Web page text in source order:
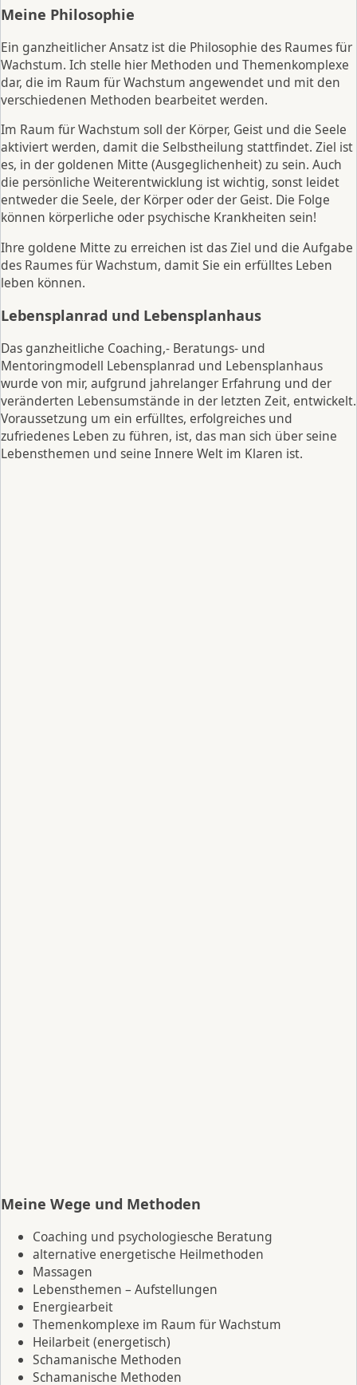
Meine Philosophie
Ein ganzheitlicher Ansatz ist die Philosophie des Raumes für
Wachstum. Ich stelle hier Methoden und Themenkomplexe
dar, die im Raum für Wachstum angewendet und mit den
verschiedenen Methoden bearbeitet werden.
Im Raum für Wachstum soll der Körper, Geist und die Seele
aktiviert werden, damit die Selbstheilung stattfindet. Ziel ist
es, in der goldenen Mitte (Ausgeglichenheit) zu sein. Auch
die persönliche Weiterentwicklung ist wichtig, sonst leidet
entweder die Seele, der Körper oder der Geist. Die Folge
können körperliche oder psychische Krankheiten sein!
Ihre goldene Mitte zu erreichen ist das Ziel und die Aufgabe
des Raumes für Wachstum, damit Sie ein erfülltes Leben
leben können.
Lebensplanrad und Lebensplanhaus
Das ganzheitliche Coaching,- Beratungs- und
Mentoringmodell Lebensplanrad und Lebensplanhaus
wurde von mir, aufgrund jahrelanger Erfahrung und der
veränderten Lebensumstände in der letzten Zeit, entwickelt.
Voraussetzung um ein erfülltes, erfolgreiches und
zufriedenes Leben zu führen, ist, das man sich über seine
Lebensthemen und seine Innere Welt im Klaren ist.
Meine Wege und Methoden
Coaching und psychologiesche Beratung
alternative energetische Heilmethoden
Massagen
Lebensthemen – Aufstellungen
Energiearbeit
Themenkomplexe im Raum für Wachstum
Heilarbeit (energetisch)
Schamanische Methoden
Schamanische Methoden